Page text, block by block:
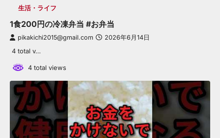
生活・ライフ
1食200円の冷凍弁当 #お弁当
pikakichi2015@gmail.com 2026年6月14日
4 total v…
4 total views